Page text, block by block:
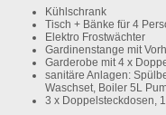
Kühlschrank
Tisch + Bänke für 4
Elektro Frostwächter
Gardinenstange mit
Garderobe mit 4 x
sanitäre Anlagen:
Waschset, Boiler 5L
3 x Doppelsteckdosen,